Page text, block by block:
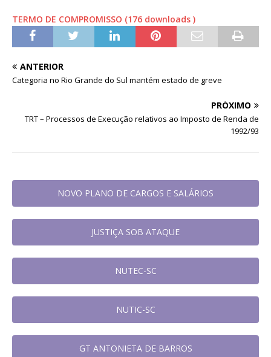
TERMO DE COMPROMISSO (176 downloads )
ANTERIOR
Categoria no Rio Grande do Sul mantém estado de greve
PRÓXIMO
TRT – Processos de Execução relativos ao Imposto de Renda de
1992/93
NOVO PLANO DE CARGOS E SALÁRIOS
JUSTIÇA SOB ATAQUE
NUTEC-SC
NUTIC-SC
GT ANTONIETA DE BARROS